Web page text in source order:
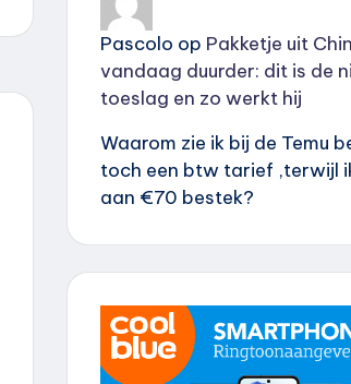
Pascolo op Pakketje uit
vandaag duurder: dit is de
toeslag en zo werkt hij
Waarom zie ik bij de Temu
toch een btw tarief ,terwijl
aan €70 bestek?